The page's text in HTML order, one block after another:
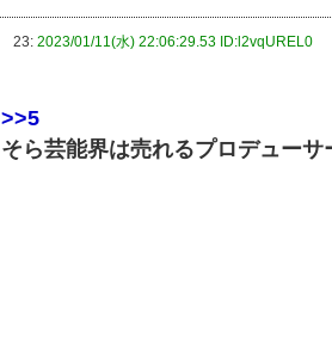
23: 2023/01/11(水) 22:06:29.53 ID:l2vqUREL0
>>5
そら芸能界は売れるプロデュー